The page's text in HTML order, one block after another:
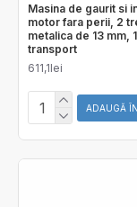
Masina de gaurit si
motor fara perii, 2
metalica de 13 mm,
transport
611,1lei
ADAUGĂ